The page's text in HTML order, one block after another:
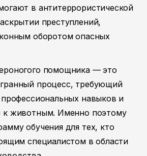
в антитеррористической
преступлений,
оборотом опасных
помощника — это
процесс, требующий
профессиональных навыков и
к животным. Именно поэтому
обучения для тех, кто
специалистом в области